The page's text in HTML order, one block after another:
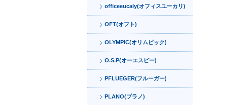
officeeucaly(オフィスユーカリ)
OFT(オフト)
OLYMPIC(オリムピック)
O.S.P(オーエスピー)
PFLUEGER(フルーガー)
PLANO(プラノ)